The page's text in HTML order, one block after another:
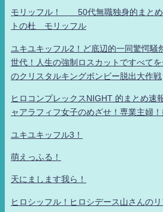
モリッフル！ 50代無職独身的まとめ
トの杜 モリッフル
ユキユキッフル2！ど底辺的一同驚愕騒
世代！人生の強制ロスカットですべて
のクリスタルキングボンビー脱出大作戦
ヒロコンプレックスNIGHT 的まとめ速
ャアラフィフ女子のめざせ！専業主婦
ユキユキッフル3！
萌えっふる！
天にまします我ら！
ヒロシッフル！ヒロシデース山さんの